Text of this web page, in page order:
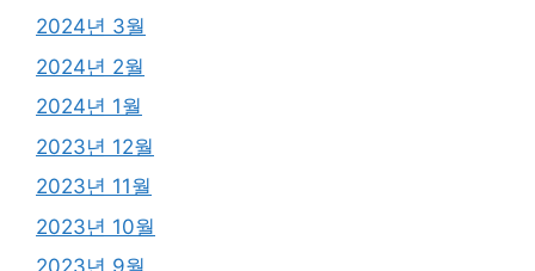
2024년 3월
2024년 2월
2024년 1월
2023년 12월
2023년 11월
2023년 10월